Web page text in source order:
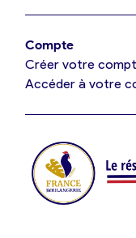
Je suis
Je crée mon
Compte
Créer votre
Accéder à votre